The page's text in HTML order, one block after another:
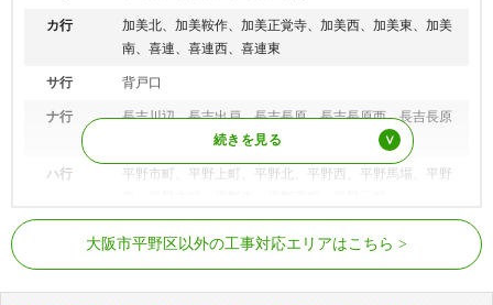
カ行
加美北、加美鞍作、加美正覚寺、加美西、加美東、加美
南、喜連、喜連西、喜連東
サ行 背戸口
ナ行
長吉川辺、長吉出戸、長吉長原、長吉長原西、長吉長原
東、長吉六反、流町、西脇
ハ行
平野市町、平野上町、平野北、平野西、平野馬場、平野
JR関西本線（JR大和路線） 加美駅、平野駅
大阪メトロ谷町線 平野駅、喜連瓜破駅、出戸駅、長原駅
大阪市平野区以外の工事対応エリアはこちら